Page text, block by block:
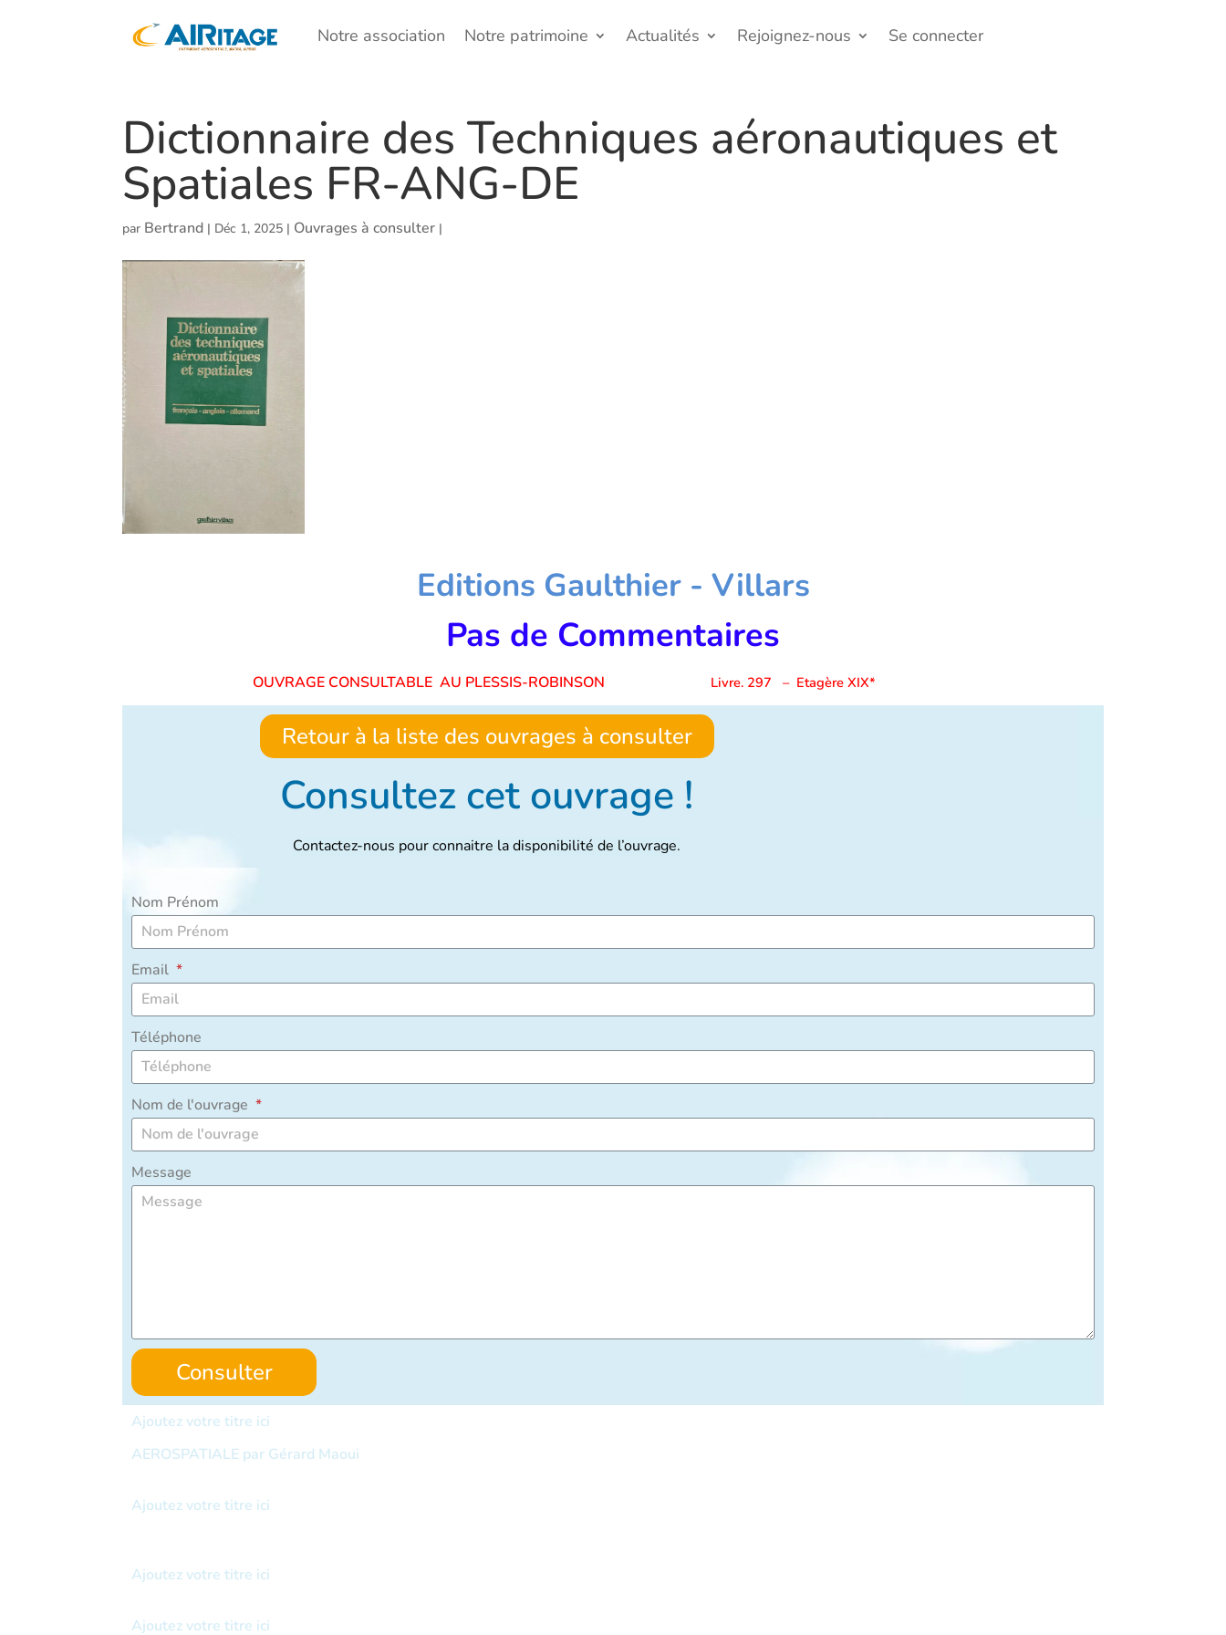
Notre association Notre patrimoine Actualités Rejoignez-nous Se connecter
Dictionnaire des Techniques aéronautiques et
Spatiales FR-ANG-DE
par Bertrand | Déc 1, 2025 | Ouvrages à consulter |
Editions Gaulthier - Villars
Pas de Commentaires
OUVRAGE CONSULTABLE AU PLESSIS-ROBINSON Livre. 297 – Etagère XIX*
Retour à la liste des ouvrages à consulter
Consultez cet ouvrage !
Contactez-nous pour connaitre la disponibilité de l’ouvrage.
Nom Prénom
Email
Téléphone
Nom de l'ouvrage
Message
Consulter
Ajoutez votre titre ici
AEROSPATIALE par Gérard Maoui
Ajoutez votre titre ici
Ajoutez votre titre ici
Ajoutez votre titre ici